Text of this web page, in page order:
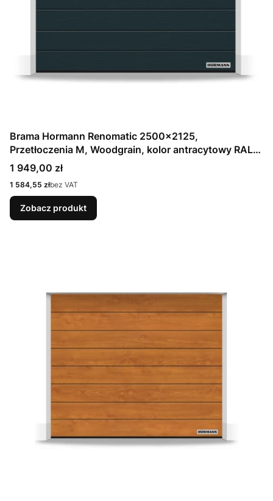
Brama Hormann Renomatic 2500x2125,
Przetłoczenia M, Woodgrain, kolor antracytowy RAL
7016 / OCYNK + Prowadzenie Z
Cena
1 949,00 zł
Cena
1 584,55 złbez VAT
Zobacz produkt